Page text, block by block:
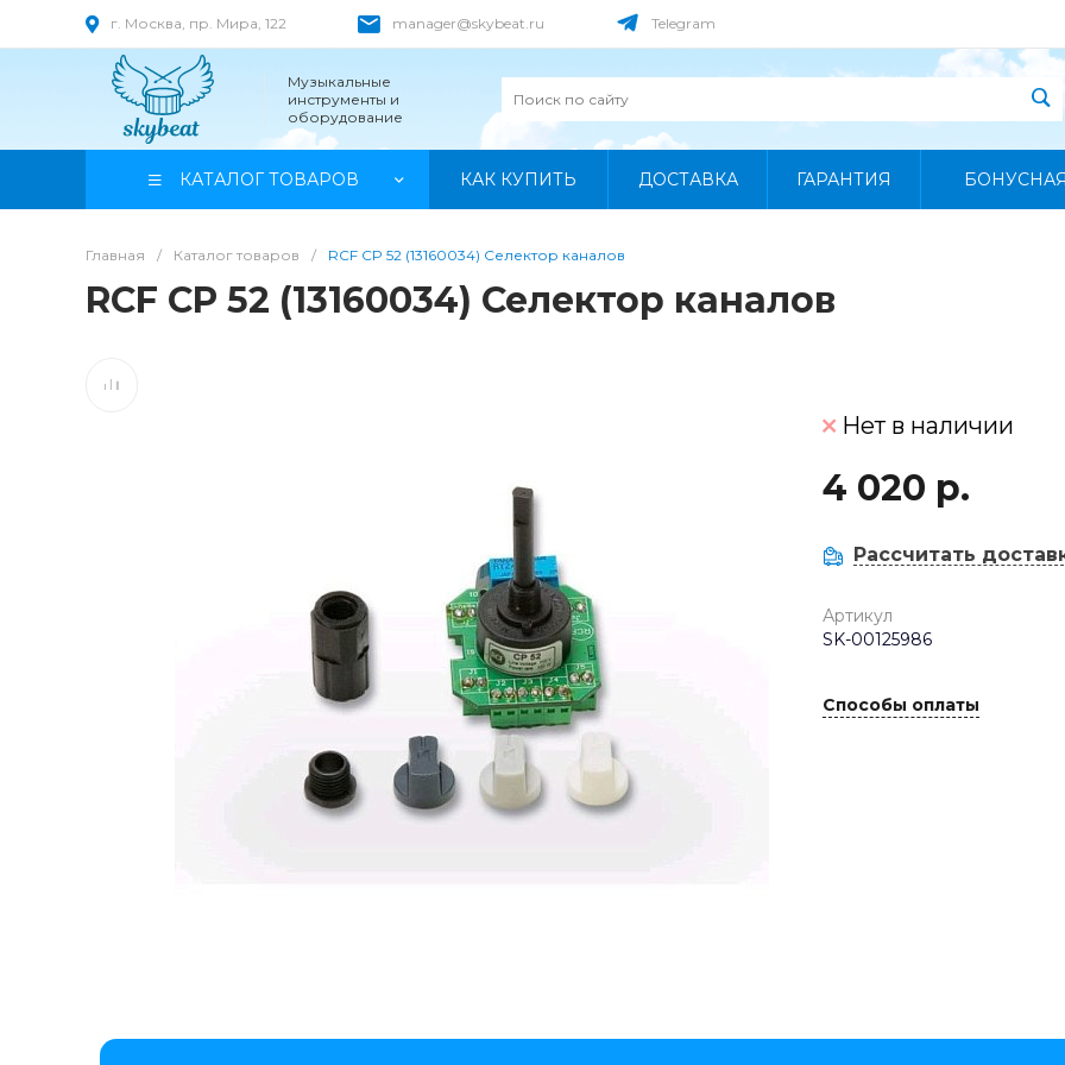
г. Москва, пр. Мира, 122 manager@skybeat.ru Telegram
Музыкальные
инструменты и
оборудование
КАТАЛОГ ТОВАРОВ КАК КУПИТЬ ДОСТАВКА ГАРАНТИЯ
Главная / Каталог товаров / RCF CP 52 (13160034) Селектор каналов
RCF CP 52 (13160034) Селектор каналов
Нет в наличии
4 020 р.
Рассчитать
Артикул
SK-00125986
Способы оплаты